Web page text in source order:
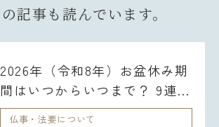
記事も読んでいます。
2026年（令和8年）お盆休み期
間はいつからいつまで？ 9連休
を取得するには？
仏事・法要について